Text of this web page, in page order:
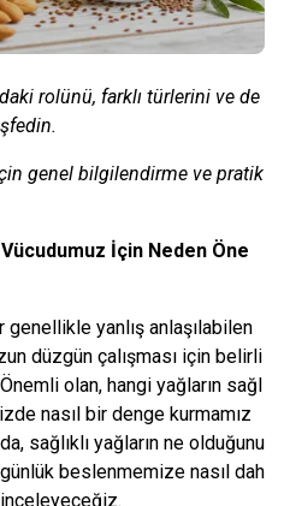
rolünü, farklı türlerini ve de
genel bilgilendirme ve pratik
İçin Neden Öne
yanlış anlaşılabilen
düzgün çalışması için belirli
olan, hangi yağların sağl
nasıl bir denge kurmamız
sağlıklı yağların ne olduğunu
beslenmemize nasıl dah